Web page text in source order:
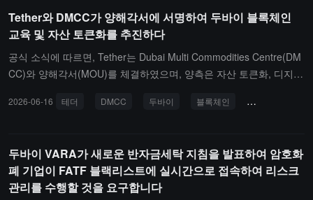
입니다. 반면, 싱가포르에는 현재 37개의 라이센스 디지털 결제 토큰
서비스 기관이 있으며, 홍콩에는 단 13개의 라이센스 가상 자산 거래
플랫폼만 있습니다.
Tether와 DMCC가 양해각서에 서명하여 두바이 블록체인
교육 및 자산 토큰화를 추진하다
공식 소식에 따르면, Tether는 Dubai Multi Commodities Centre(DM
CC)와 양해각서(MOU)를 체결하였으며, 양측은 자산 토큰화, 디지털
것입니다.계약에 따라 Tether는 DMCC 기업 네트워크에 대해 주제별
용을 탐색할 것입니다. 양측은 블록체인 인프라, 디지털 결제, 교육
활동 및 해커톤 등에서 협력 기회를 평가할 것입니다.
2026-06-16 테더 DMCC 두바이 블록체인 자산 토큰화
두바이 VARA가 새로운 반자금세탁 지침을 발표하여 암호화
폐 기업이 FATF 블랙리스트에 실시간으로 접속하여 리스크
관리를 수행할 것을 요구합니다